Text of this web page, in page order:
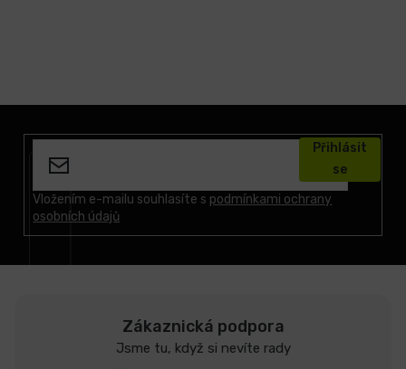
Vložením e-mailu souhlasíte s podmínkami ochrany
osobních údajů
Přihlásit
se
Zákaznická podpora
Jsme tu, když si nevíte rady